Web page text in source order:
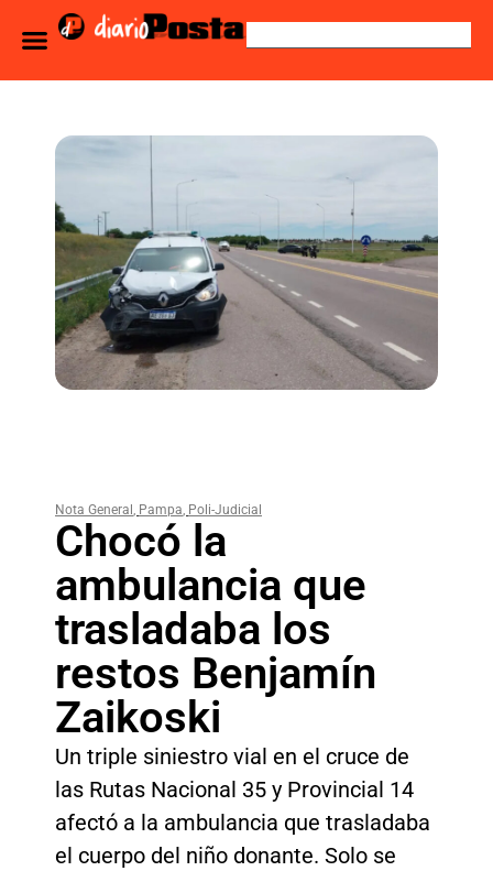
Nota General , Pampa, Poli-Judicial
Chocó la
ambulancia que
trasladaba los
restos Benjamín
Zaikoski
Un triple siniestro vial en el cruce de
las Rutas Nacional 35 y Provincial 14
afectó a la ambulancia que trasladaba
el cuerpo del niño donante. Solo se